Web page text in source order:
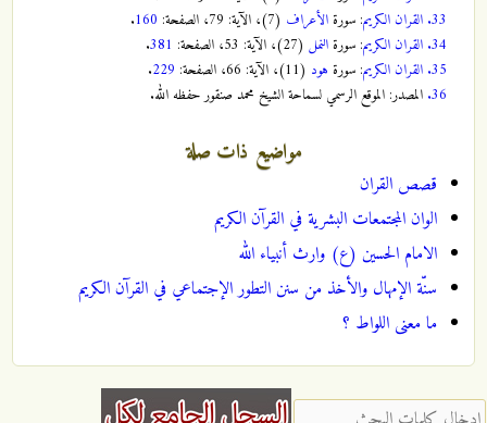
33. القران الكريم: سورةالأعراف (7)، الآية: 79، الصفحة: 160
.
34. القران الكريم: سورةالنمل (27)، الآية: 53، الصفحة: 381
.
35. القران الكريم: سورة هود (11)، الآية: 66، الصفحة: 229
.
36. المصدر: الموقع الرسمي لسماحة الشيخ محمد صنقور حفظه الله.
مواضيع ذات صلة
قصص القران
الوان المجتمعات البشرية في القرآن الكريم
الامام الحسين (ع) وارث أنبياء الله
سنّة الإمهال والأخذ من سنن التطور الإجتماعي في القرآن الكريم
ما معنى اللواط ؟
‏إدخال كلمات البحث ‏